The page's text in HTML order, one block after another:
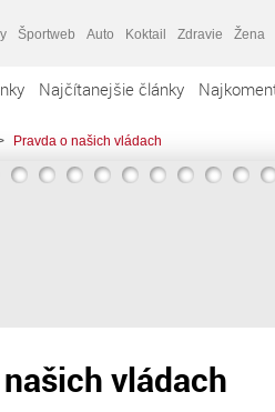
Športweb Auto Koktail Zdravie Žena
Najčítanejšie články
Pravda o našich vládach
vládach